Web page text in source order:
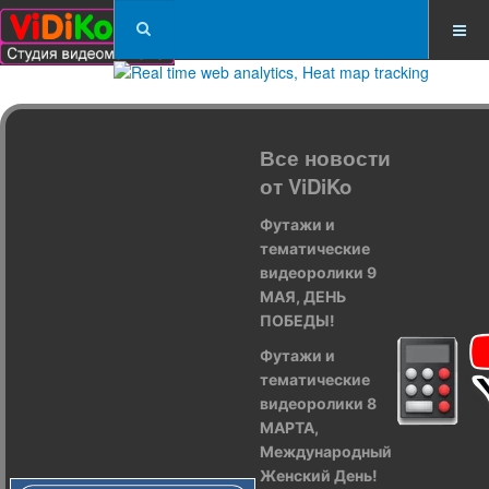
Все новости
от ViDiKo
Футажи и
тематические
видеоролики 9
МАЯ, ДЕНЬ
ПОБЕДЫ!
Футажи и
тематические
видеоролики 8
МАРТА,
Международный
Женский День!